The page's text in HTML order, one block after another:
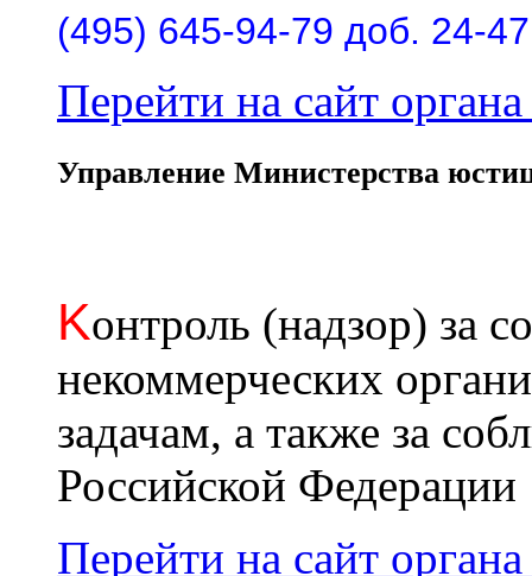
(495) 645-94-79 доб. 24-47
Перейти на сайт
Управление Министерства
Kонтроль (надзор) за
некоммерческих
задачам, а также за
Российской Федерации
Перейти на сайт